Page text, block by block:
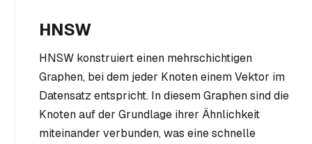
HNSW
HNSW konstruiert einen mehrschichtigen
Graphen, bei dem jeder Knoten einem Vektor im
Datensatz entspricht. In diesem Graphen sind die
Knoten auf der Grundlage ihrer Ähnlichkeit
miteinander verbunden, was eine schnelle